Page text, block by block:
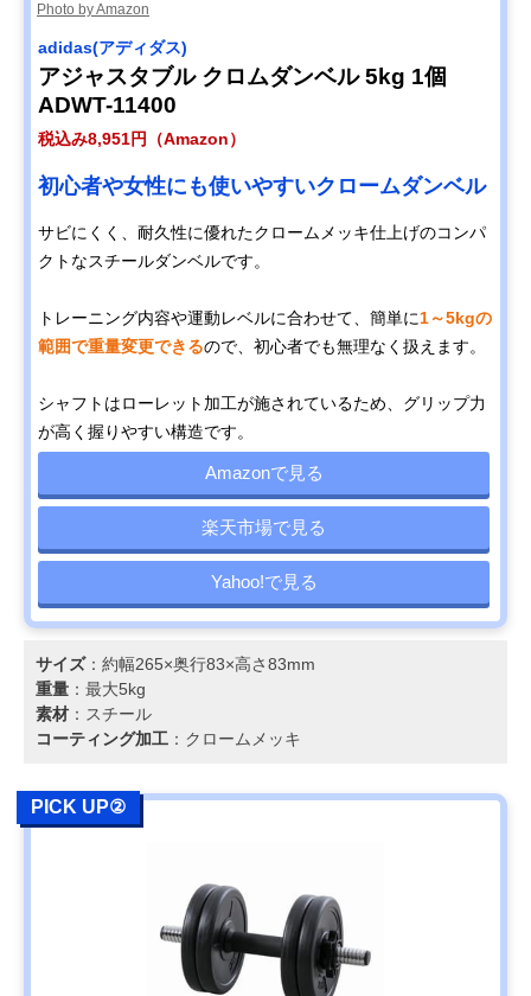
Photo by Amazon
adidas(アディダス)
アジャスタブル クロムダンベル 5kg 1個
ADWT-11400
税込み8,951円（Amazon）
初心者や女性にも使いやすいクロームダンベル
サビにくく、耐久性に優れたクロームメッキ仕上げのコンパ
クトなスチールダンベルです。
トレーニング内容や運動レベルに合わせて、簡単に1～5kgの
範囲で重量変更できるので、初心者でも無理なく扱えます。
シャフトはローレット加工が施されているため、グリップ力
が高く握りやすい構造です。
Amazonで見る
楽天市場で見る
Yahoo!で見る
サイズ：約幅265×奥行83×高さ83mm
重量 ：最大5kg
素材 ：スチール
コーティング加工 ：クロームメッキ
PICK UP②